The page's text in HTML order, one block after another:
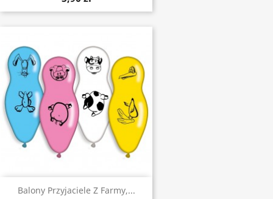
Balony Przyjaciele Z Farmy,...